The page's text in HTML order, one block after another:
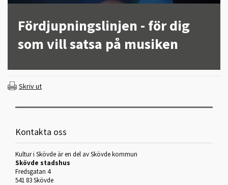
Fördjupningslinjen - för dig
som vill satsa på musiken
Skriv ut
Kontakta oss
Kultur i Skövde är en del av Skövde kommun
Skövde stadshus
Fredsgatan 4
541 83 Skövde